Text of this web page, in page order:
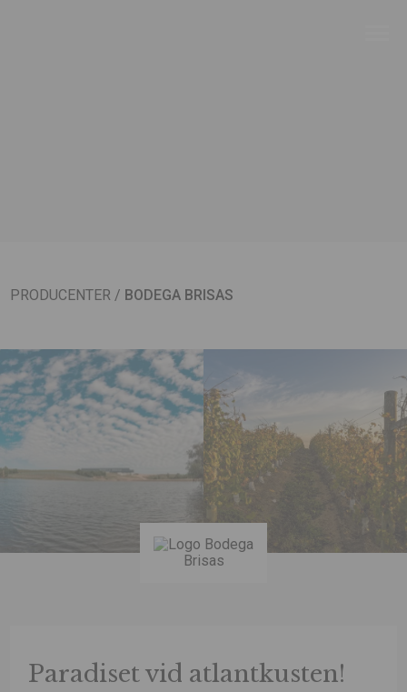
PRODUCENTER / BODEGA BRISAS
Paradiset vid atlantkusten!